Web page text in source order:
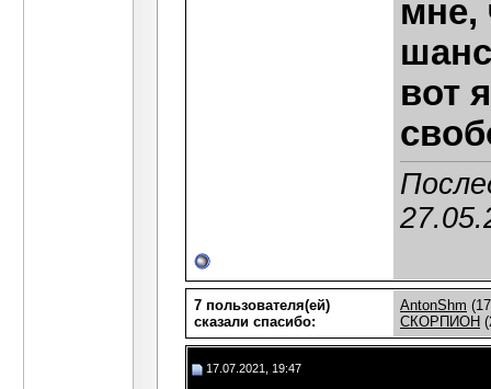
мне,
вот
7 пользователя(ей)
сказали cпасибо:
AntonShm
СКОРПИОН
17.07.2021, 19:47